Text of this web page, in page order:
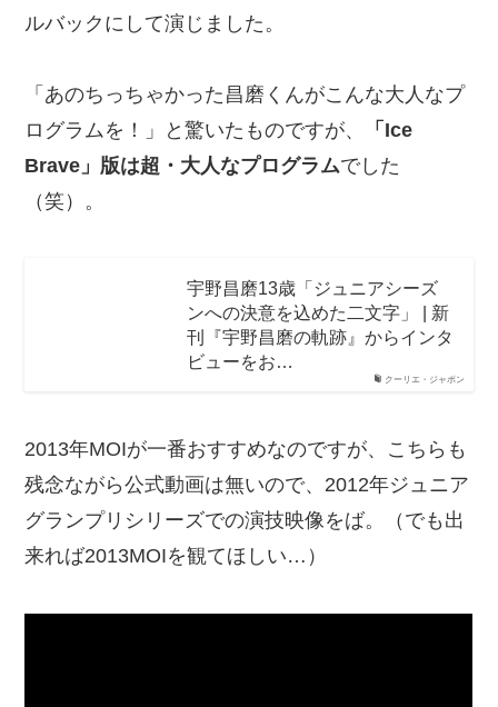
ルバックにして演じました。
「あのちっちゃかった昌磨くんがこんな大人なプ
ログラムを！」と驚いたものですが、
「Ice
Brave」版は超・大人なプログラムでした
（笑）。
クーリエ・ジャポン
宇野昌磨13歳「ジュニアシーズ
ンへの決意を込めた二文字」 | 新
刊『宇野昌磨の軌跡』からインタ
ビューをお…
2013年MOIが一番おすすめなのですが、こちらも
残念ながら公式動画は無いので、2012年ジュニア
グランプリシリーズでの演技映像をば。（でも出
来れば2013MOIを観てほしい…）